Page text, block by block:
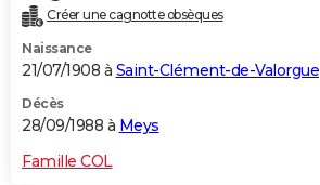
Créer une cagnotte obsèques
Naissance
21/07/1908 à Saint-Clément-de-Valorgue
Décès
28/09/1988 à Meys
Famille COL